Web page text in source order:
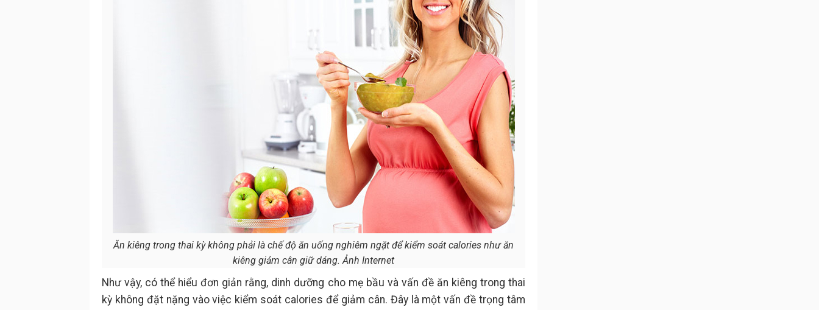
Ăn kiêng trong thai kỳ không phải là chế độ ăn uống nghiêm ngặt để kiểm soát calories như ăn
kiêng giảm cân giữ dáng. Ảnh Internet
Như vậy, có thể hiểu đơn giản rằng, dinh dưỡng cho mẹ bầu và vấn đề ăn kiêng trong thai
kỳ không đặt nặng vào việc kiểm soát calories để giảm cân. Đây là một vấn đề trọng tâm